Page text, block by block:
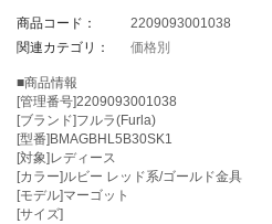
商品コード：
2209093001038
関連カテゴリ：
価格別
■商品情報
[管理番号]2209093001038
[ブランド]フルラ(Furla)
[型番]BMAGBHL5B30SK1
[対象]レディース
[カラー]ルビー レッド系/ゴールド金具
[モデル]マーゴット
[サイズ]